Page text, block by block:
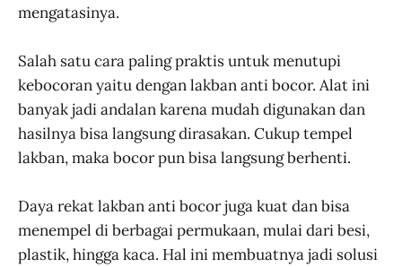
mengatasinya.
Salah satu cara paling praktis untuk menutupi
kebocoran yaitu dengan lakban anti bocor. Alat ini
banyak jadi andalan karena mudah digunakan dan
hasilnya bisa langsung dirasakan. Cukup tempel
lakban, maka bocor pun bisa langsung berhenti.
Daya rekat lakban anti bocor juga kuat dan bisa
menempel di berbagai permukaan, mulai dari besi,
plastik, hingga kaca. Hal ini membuatnya jadi solusi